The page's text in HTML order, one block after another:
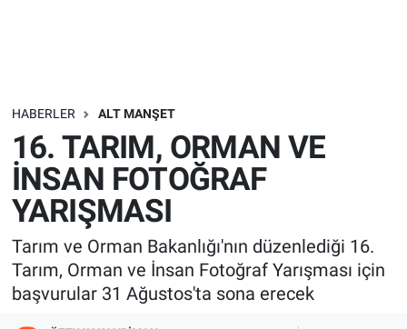
HABERLER ALT MANŞET
16. TARIM, ORMAN VE
İNSAN FOTOĞRAF
YARIŞMASI
Tarım ve Orman Bakanlığı'nın düzenlediği 16.
Tarım, Orman ve İnsan Fotoğraf Yarışması için
başvurular 31 Ağustos'ta sona erecek